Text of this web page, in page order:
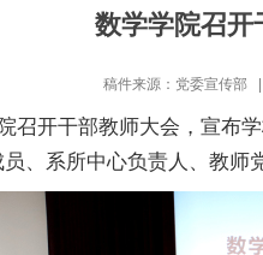
数学学院召开
稿件来源：党委宣传部 |
召开干部教师大会，宣布
、系所中心负责人、教师